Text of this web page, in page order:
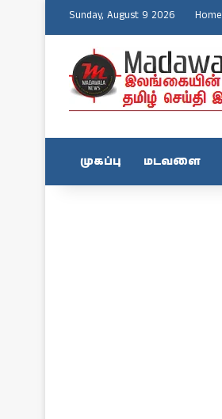
Sunday, August 9 2026 Home
முகப்பு மடவளை